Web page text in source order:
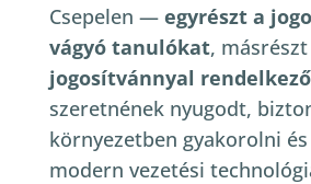
Csepelen — egyrészt a
vágyó tanulókat, másrészt
jogosítvánnyal
szeretnének nyugodt,
környezetben gyakorolni
modern vezetési